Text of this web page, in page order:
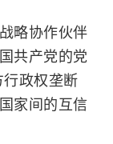
略协作伙伴
共产党的党
行政权垄断
家间的互信